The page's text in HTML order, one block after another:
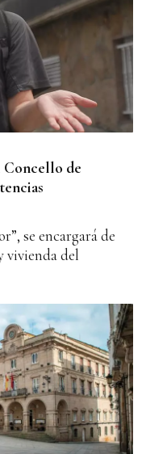
Concello de
se encargará de
vivienda del